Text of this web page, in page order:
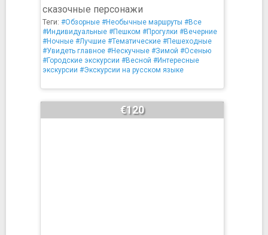
сказочные персонажи
Теги: #Обзорные #Необычные маршруты #Все
#Индивидуальные #Пешком #Прогулки #Вечерние
#Ночные #Лучшие #Тематические #Пешеходные
#Увидеть главное #Нескучные #Зимой #Осенью
#Городские экскурсии #Весной #Интересные
экскурсии #Экскурсии на русском языке
€120